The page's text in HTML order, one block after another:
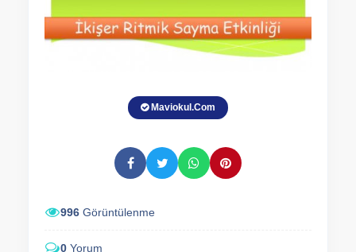
Maviokul.Com
996 Görüntülenme
0 Yorum